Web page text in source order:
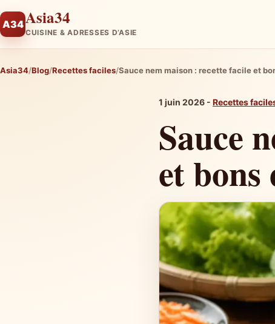
A34Asia34
CUISINE & ADRESSES D’ASIE
Asia34 Blog Recettes faciles Sauce nem maison : recette facile et
1 juin 2026 - Recettes
Sauce
et bons